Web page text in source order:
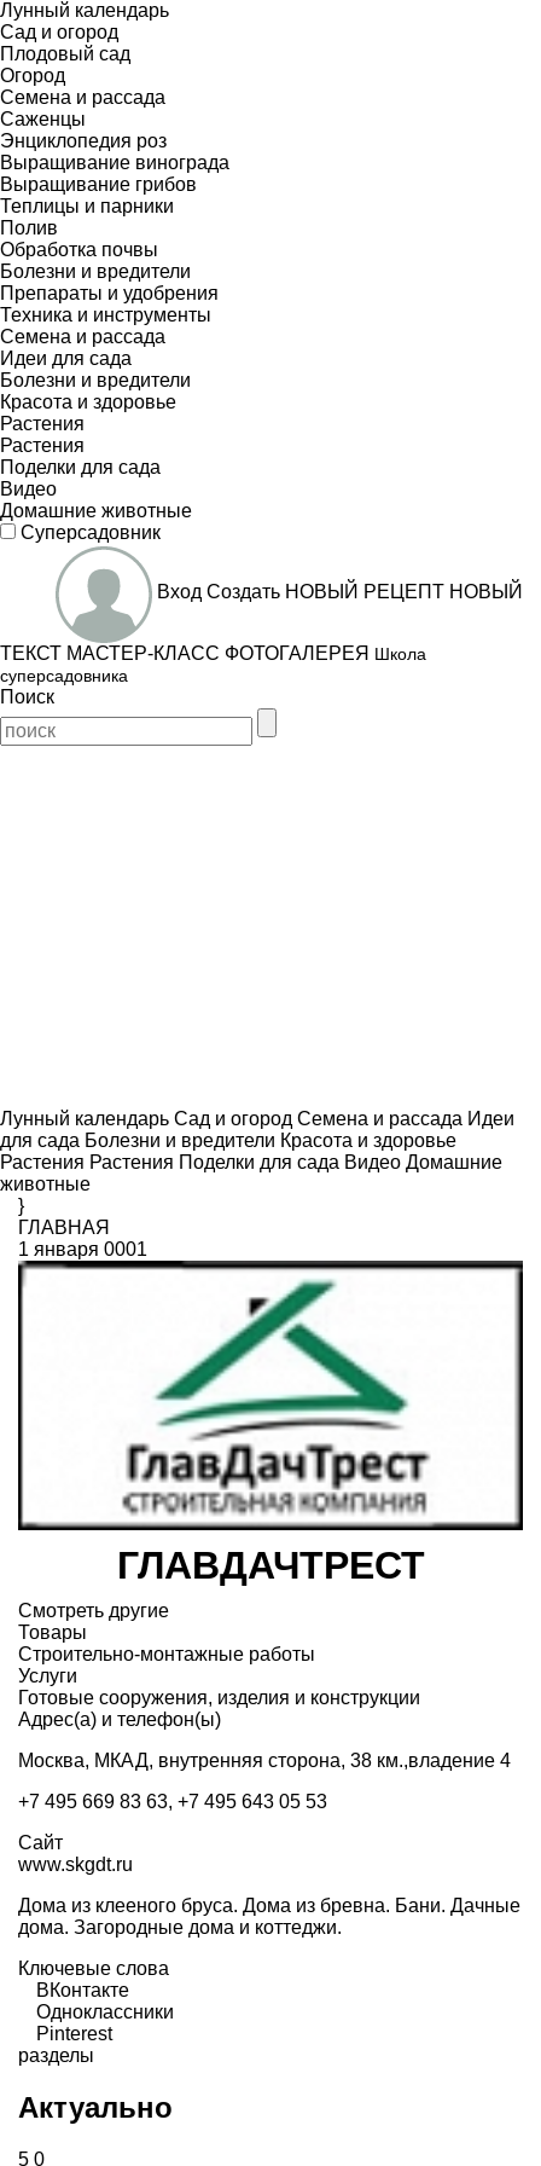
Лунный календарь
Сад и огород
Плодовый сад
Огород
Семена и рассада
Саженцы
Энциклопедия роз
Выращивание винограда
Выращивание грибов
Теплицы и парники
Полив
Обработка почвы
Болезни и вредители
Препараты и удобрения
Техника и инструменты
Семена и рассада
Идеи для сада
Болезни и вредители
Красота и здоровье
Растения
Растения
Поделки для сада
Видео
Домашние животные
Суперсадовник
Вход Создать НОВЫЙ РЕЦЕПТ НОВЫЙ
ТЕКСТ МАСТЕР-КЛАСС ФОТОГАЛЕРЕЯ Школа
суперсадовника
Поиск
Лунный календарь Сад и огород Семена и рассада Идеи
для сада Болезни и вредители Красота и здоровье
Растения Растения Поделки для сада Видео Домашние
животные
}
ГЛАВНАЯ
1 января 0001
ГЛАВДАЧТРЕСТ
Смотреть другие
Товары
Строительно-монтажные работы
Услуги
Готовые сооружения, изделия и конструкции
Адрес(а) и телефон(ы)
Москва, МКАД, внутренняя сторона, 38 км.,владение 4
+7 495 669 83 63, +7 495 643 05 53
Сайт
www.skgdt.ru
Дома из клееного бруса. Дома из бревна. Бани. Дачные
дома. Загородные дома и коттеджи.
Ключевые слова
ВКонтакте
Одноклассники
Pinterest
разделы
Актуально
5 0